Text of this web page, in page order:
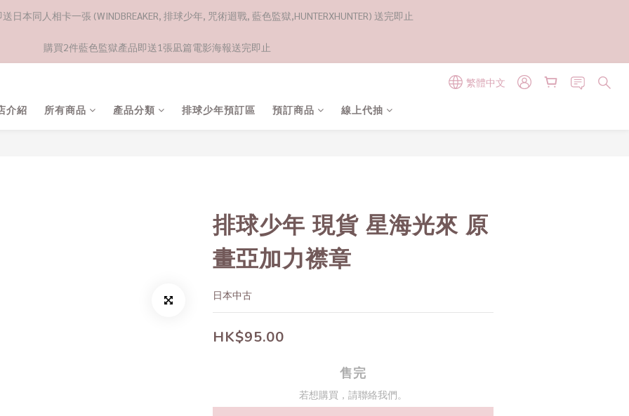
日本同人相卡一張 (WINDBREAKER, 排球少年, 咒術迴戰, 藍色監獄,HUNTERXHUNTER) 送完即止
購買2件藍色監獄產品即送1張凪篇電影海報送完即止
繁體中文
介紹 所有商品 產品分類 排球少年預訂區 預訂商品 線上代抽
排球少年 現貨 星海光來 原
畫亞加力襟章
日本中古
HK$95.00
售完
若想購買，請聯絡我們。